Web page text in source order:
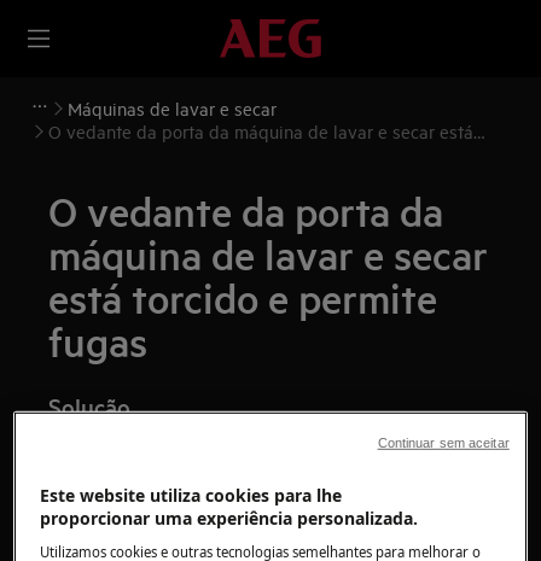
Máquinas de lavar e secar
O vedante da porta da máquina de lavar e secar está
O vedante da porta da
máquina de lavar e secar
está torcido e permite
fugas
Solução
Os danos no vedante da porta resultam
normalmente de:
Sobrecarga da máquina
Este website utiliza cookies para lhe
proporcionar uma experiência personalizada.
Utilizamos cookies e outras tecnologias semelhantes para melhorar o
Continuar sem aceitar